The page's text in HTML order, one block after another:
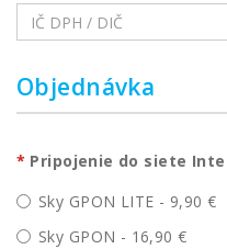
Objednávka
Pripojenie do siete
Sky GPON LITE - 9,90 €
Sky GPON - 16,90 €